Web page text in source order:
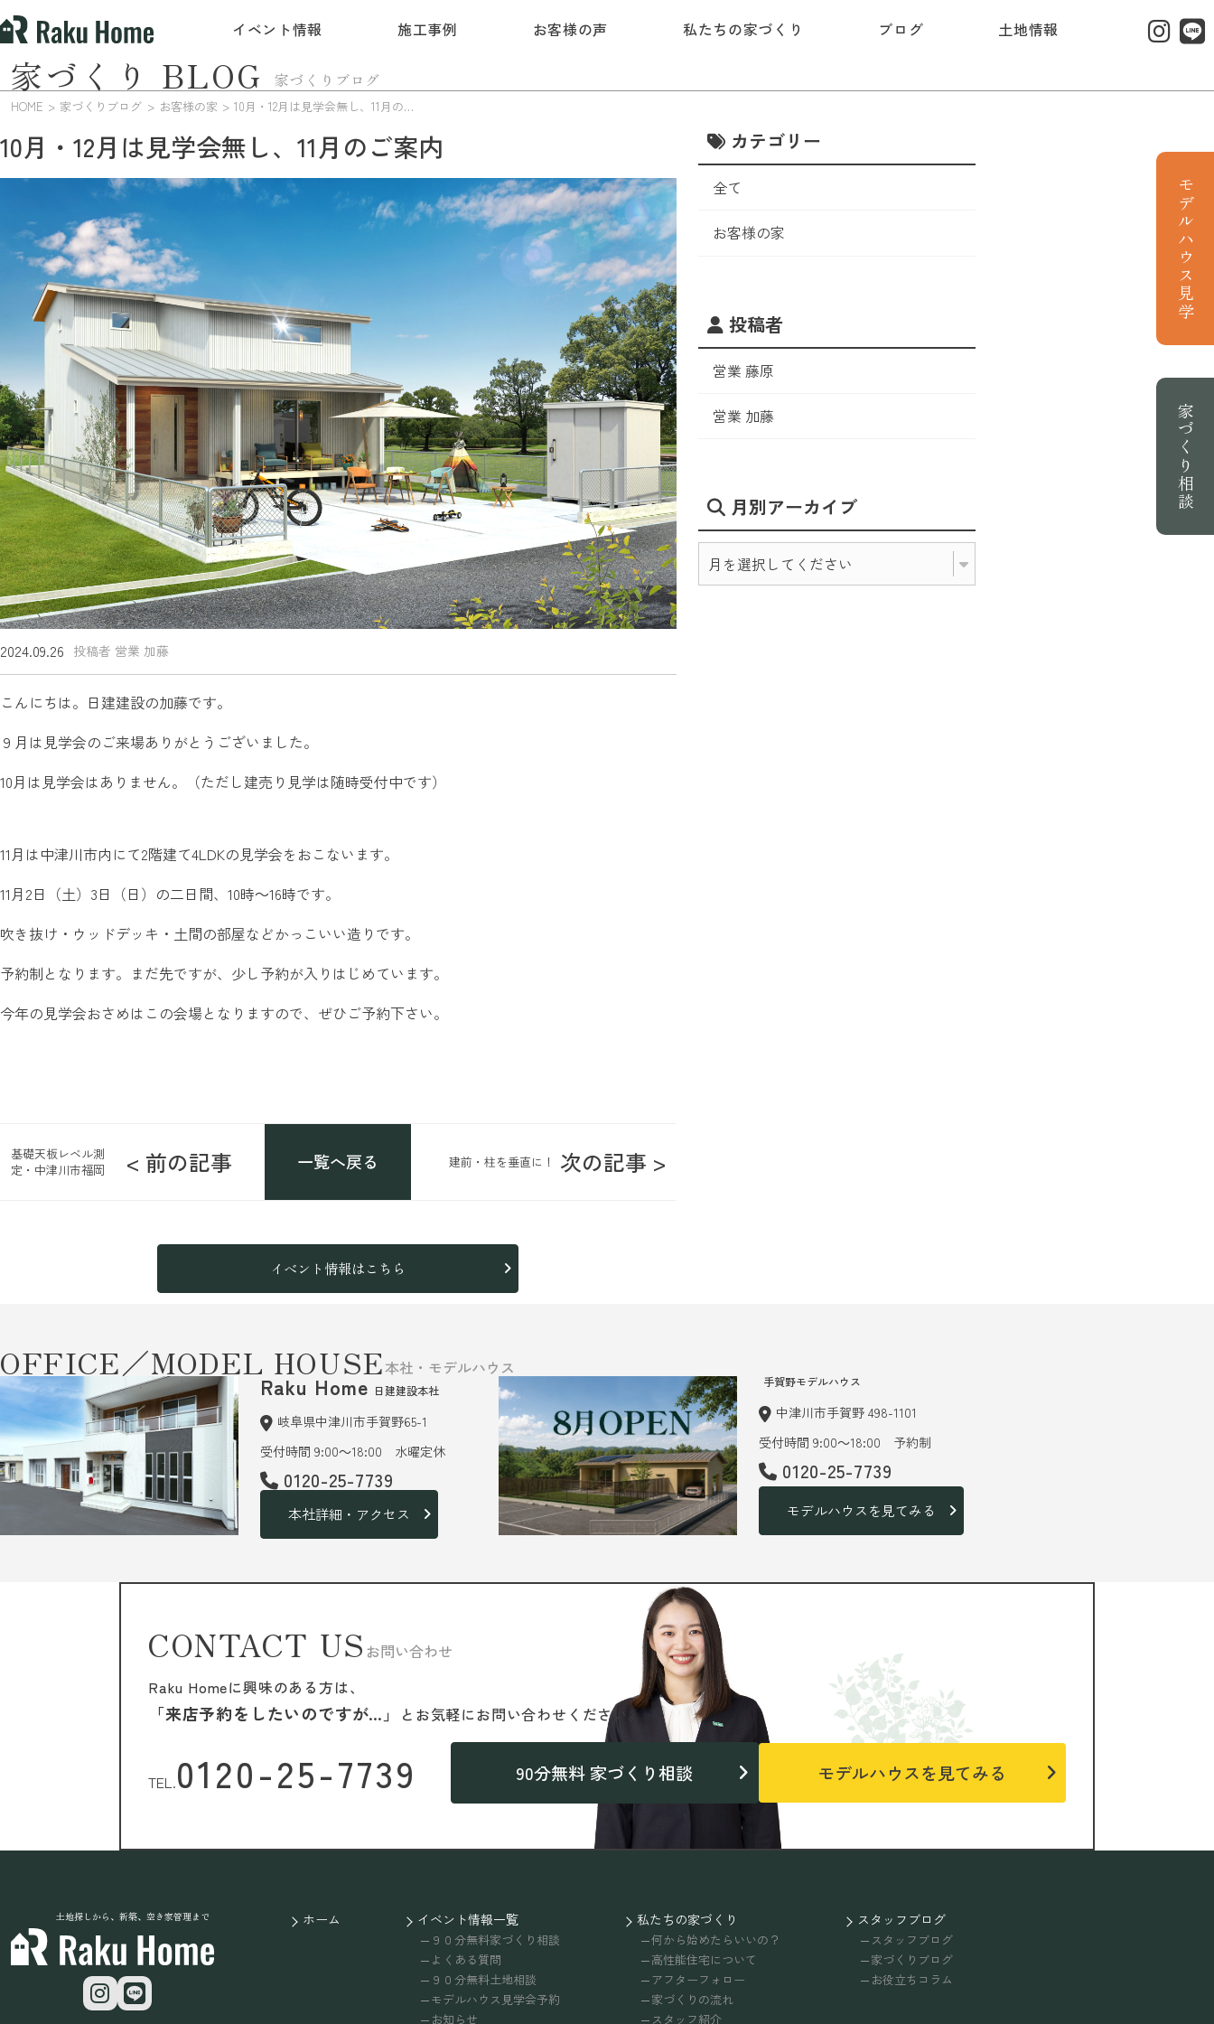
イベント情報 施工事例 お客様の声 私たちの家づくり ブログ 土地情報
家づくりブログ
家づくり BLOG
HOME 家づくりブログ お客様の家 10月・12月は見学会無し、11月のご案内
10月・12月は見学会無し、11月のご案内
2024.09.26 投稿者 営業 加藤
こんにちは。日建建設の加藤です。
９月は見学会のご来場ありがとうございました。
10月は見学会はありません。（ただし建売り見学は随時受付中です）
11月は中津川市内にて2階建て4LDKの見学会をおこないます。
11月2日（土）3日（日）の二日間、10時～16時です。
吹き抜け・ウッドデッキ・土間の部屋などかっこいい造りです。
予約制となります。まだ先ですが、少し予約が入りはじめています。
今年の見学会おさめはこの会場となりますので、ぜひご予約下さい。
< 前の記事
基礎天板レベル測
定・中津川市福岡
一覧へ戻る 建前・柱を垂直に！ 次の記事 >
イベント情報はこちら
カテゴリー
全て
お客様の家
投稿者
営業 藤原
営業 加藤
月別アーカイブ
OFFICE／MODEL HOUSE本社・モデルハウス
Raku Home 日建建設本社
岐阜県中津川市手賀野65-1
受付時間 9:00～18:00 水曜定休
0120-25-7739
本社詳細・アクセス
手賀野モデルハウス
中津川市手賀野 498-1101
受付時間 9:00～18:00 予約制
0120-25-7739
モデルハウスを見てみる
CONTACT US お問い合わせ
Raku Homeに興味のある方は、
「来店予約をしたいのですが…」 と お気軽にお問い合わせください。
TEL.0120-25-7739 90分無料 家づくり相談 モデルハウスを見てみる
土地探しから、新築、空き家管理まで ホーム イベント情報一覧
９０分無料家づくり相談
よくある質問
９０分無料土地相談
モデルハウス見学会予約
お知らせ
私たちの家づくり
何から始めたらいいの？
高性能住宅について
アフターフォロー
家づくりの流れ
スタッフ紹介
スタッフブログ
スタッフブログ
家づくりブログ
お役立ちコラム
モデルハウス見学
家づくり相談